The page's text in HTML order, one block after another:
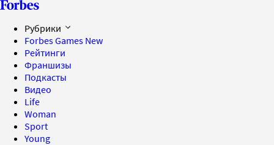
Рубрики
Forbes Games New
Рейтинги
Франшизы
Подкасты
Видео
Life
Woman
Sport
Young